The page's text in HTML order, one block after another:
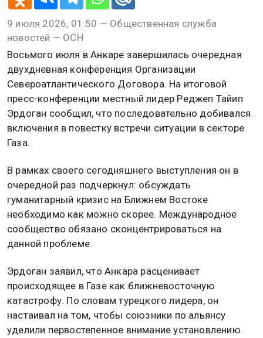
9 июля 2026, 01:50 — Общественная служба
новостей — ОСН
Восьмого июля в Анкаре завершилась очередная
двухдневная конференция Организации
Североатлантического Договора. На итоговой
пресс-конференции местный лидер Реджеп Тайип
Эрдоган сообщил, что последовательно добивался
включения в повестку встречи ситуации в секторе
Газа.
В рамках своего сегодняшнего выступления он в
очередной раз подчеркнул: обсуждать
гуманитарный кризис на Ближнем Востоке
необходимо как можно скорее. Международное
сообщество обязано сконцентрироваться на
данной проблеме.
Эрдоган заявил, что Анкара расценивает
происходящее в Газе как ближневосточную
катастрофу. По словам турецкого лидера, он
настаивал на том, чтобы союзники по альянсу
уделили первостепенное внимание установлению